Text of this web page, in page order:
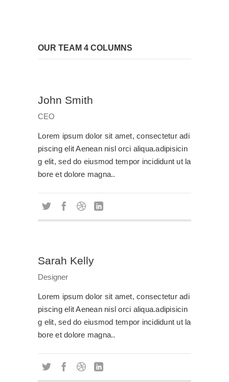
OUR TEAM 4 COLUMNS
John Smith
CEO
Lorem ipsum dolor sit amet, consectetur adi
piscing elit Aenean nisl orci aliqua.adipisicin
g elit, sed do eiusmod tempor incididunt ut la
bore et dolore magna..
Sarah Kelly
Designer
Lorem ipsum dolor sit amet, consectetur adi
piscing elit Aenean nisl orci aliqua.adipisicin
g elit, sed do eiusmod tempor incididunt ut la
bore et dolore magna..